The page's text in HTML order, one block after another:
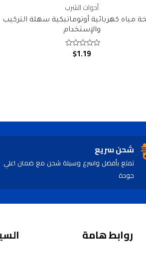
أدوات الشرب
مياه كهربائية أوتوماتيكية سهلة التركيب
والإستخدام
Rated
$1.19
شحن سريع
تمتع بأفضل واسرع وسيلة شحن مع ضمان اعلي
جودة
روابط هامة